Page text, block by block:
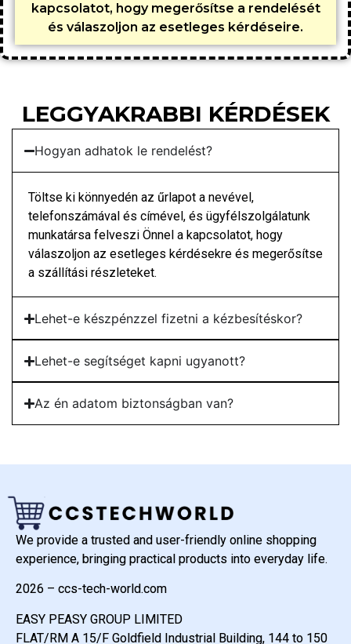
kapcsolatot, hogy megerősítse a rendelését
és válaszoljon az esetleges kérdéseire.
LEGGYAKRABBI KÉRDÉSEK
Hogyan adhatok le rendelést?
Töltse ki könnyedén az űrlapot a nevével,
telefonszámával és címével, és ügyfélszolgálatunk
munkatársa felveszi Önnel a kapcsolatot, hogy
válaszoljon az esetleges kérdésekre és megerősítse
a szállítási részleteket.
Lehet-e készpénzzel fizetni a kézbesítéskor?
Lehet-e segítséget kapni ugyanott?
Az én adatom biztonságban van?
We provide a trusted and user-friendly online shopping
experience, bringing practical products into everyday life.
2026 – ccs-tech-world.com
EASY PEASY GROUP LIMITED
FLAT/RM A 15/F Goldfield Industrial Building, 144 to 150